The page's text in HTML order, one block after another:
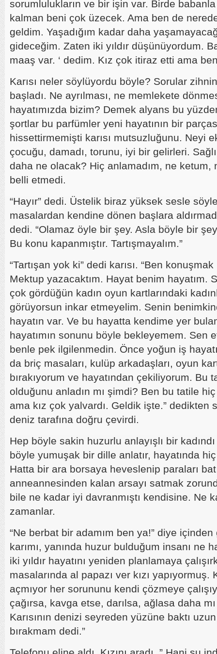
sorumlulukların ve bir işin var. Birde
kalman beni çok üzecek. Ama ben de
geldim. Yaşadığım kadar daha
gideceğim. Zaten iki yıldır düşünüyordum.
maaş var. ‘ dedim. Kız çok itiraz etti ama ben
Karısı neler söylüyordu böyle? Sorular
başladı. Ne ayrılması, ne memlekete
hayatımızda bizim? Demek alyans bu
şortlar bu parfümler yeni hayatının bir
hissettirmemişti karısı mutsuzluğunu. Neyi
çocuğu, damadı, torunu, iyi bir gelirleri.
daha ne olacak? Hiç anlamadım, ne ketum,
belli etmedi.
“Hayır” dedi. Üstelik biraz yüksek sesle
masalardan kendine dönen başlara
dedi. “Olamaz öyle bir şey. Asla böyle bir
Bu konu kapanmıştır. Tartışmayalım.”
“Tartışan yok ki” dedi karısı. “Ben
Mektup yazacaktım. Hayat benim hayatım.
çok gördüğün kadın oyun kartlarındaki
görüyorsun inkar etmeyelim. Senin
hayatın var. Ve bu hayatta kendime yer
hayatımın sonunu böyle bekleyemem. Sen
benle pek ilgilenmedin. Önce yoğun iş
da briç masaları, kulüp arkadaşları, oyun
bırakıyorum ve hayatından çekiliyorum. Bu
olduğunu anladın mı şimdi? Ben bu tatile
ama kız çok yalvardı. Geldik işte.” dedikten
deniz tarafına doğru çevirdi.
Hep böyle sakin huzurlu anlayışlı bir
böyle yumuşak bir dille anlatır, hayatında
Hatta bir ara borsaya heveslenip paraları
anneannesinden kalan arsayı satmak
bile ne kadar iyi davranmıştı kendisine. Ne
zamanlar.
“Ne berbat bir adamım ben ya!” diye
karımı, yanında huzur bulduğum insanı ne
iki yıldır hayatını yeniden planlamaya
masalarında al papazı ver kızı
açmıyor her sorununu kendi çözmeye
çağırsa, kavga etse, darılsa, ağlasa daha
Karısının denizi seyreden yüzüne baktı
bırakmam dedi.”